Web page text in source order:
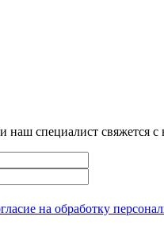
наш специалист свяжется с
на обработку